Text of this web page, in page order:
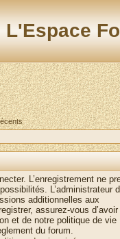
L'Espace
L’enregistrement ne
L’administrateur
additionnelles aux
assurez-vous
et de notre politique de vie
du forum.